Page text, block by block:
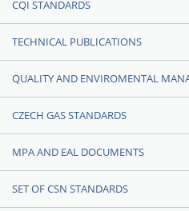
CQI STANDARDS
TECHNICAL PUBLICATIONS
QUALITY AND ENVIROMENTAL
CZECH GAS STANDARDS
MPA AND EAL DOCUMENTS
SET OF CSN STANDARDS